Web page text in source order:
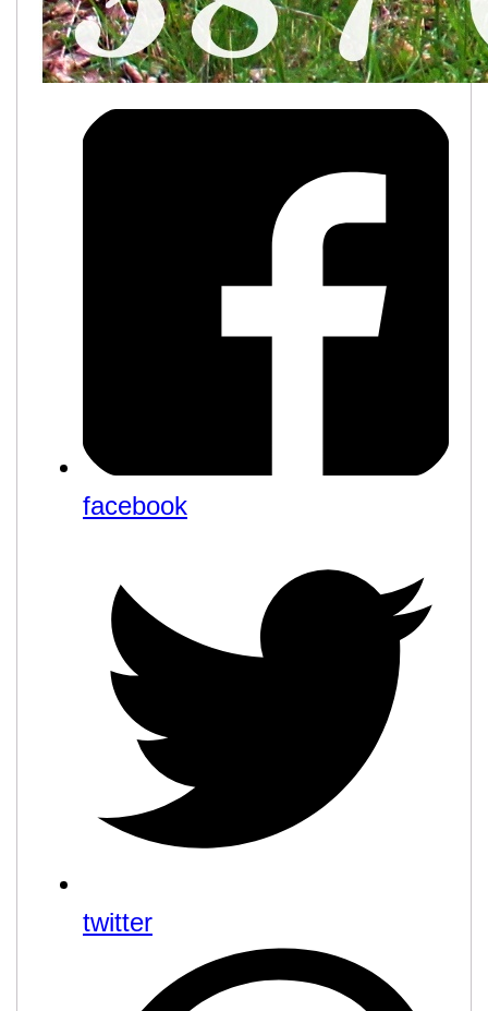
facebook
twitter